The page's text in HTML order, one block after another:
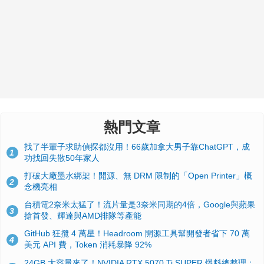
熱門文章
1
找了半輩子求助偵探都沒用！66歲加拿大男子靠ChatGPT，成
功找回失散50年家人
2
打破大廠墨水綁架！開源、無 DRM 限制的「Open Printer」概
念機亮相
3
台積電2奈米太猛了！流片量是3奈米同期的4倍，Google與蘋果
搶首發、輝達與AMD排隊等產能
4
GitHub 狂攬 4 萬星！Headroom 開源工具幫開發者省下 70 萬
美元 API 費，Token 消耗暴降 92%